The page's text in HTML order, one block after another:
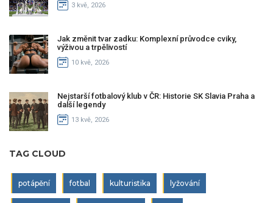
3 kvě, 2026
Jak změnit tvar zadku: Komplexní průvodce cviky,
výživou a trpělivostí
10 kvě, 2026
Nejstarší fotbalový klub v ČR: Historie SK Slavia Praha a
další legendy
13 kvě, 2026
TAG CLOUD
potápění fotbal kulturistika lyžování